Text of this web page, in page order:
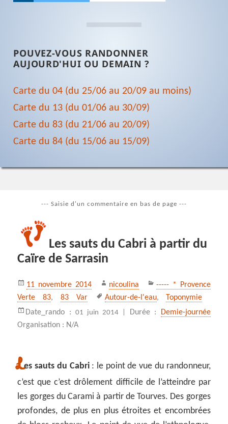
POUVEZ-VOUS RANDONNER
AUJOURD'HUI OU DEMAIN ?
Carte du 04 (du 25/06 au 20/09 au moins)
Carte du 13 (du 01/06 au 30/09)
Carte du 83 (du 21/06 au 20/09)
Carte du 84 (du 15/06 au 15/09)
--- Saisie d'un commentaire en bas de page ---
Les sauts du Cabri à partir du
Caïre de Sarrasin
Publié
le
11 novembre 2014 Auteur
nicoulina Catégories
----- * Provence
Verte 83, 83 Var
Mots-
clés
Autour-de-l'eau, Toponymie
Date_rando : 01 juin 2014 | Durée :
Demie-journée
Organisation : N/A
Les sauts du Cabri: le point de vue du randonneur,
c’est que c’est drôlement difficile de l’atteindre par
les gorges du Carami à partir de Tourves. Des gorges
profondes, de plus en plus étroites et encombrées